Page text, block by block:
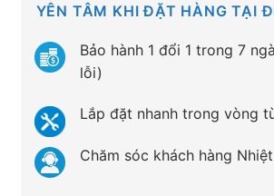
YÊN TÂM KHI ĐẶT HÀNG TẠI
Bảo hành 1 đổi 1 trong 7
lỗi)
Lắp đặt nhanh trong vòng
Chăm sóc khách hàng